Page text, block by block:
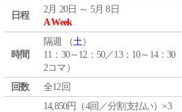
日程
2月 20日 ～ 5月 8日
A Week
時間
隔週 （土）
11：30～12：50／13：10～14：30
2コマ）
回数
全12回
14,850円（4回／分割支払い）×3